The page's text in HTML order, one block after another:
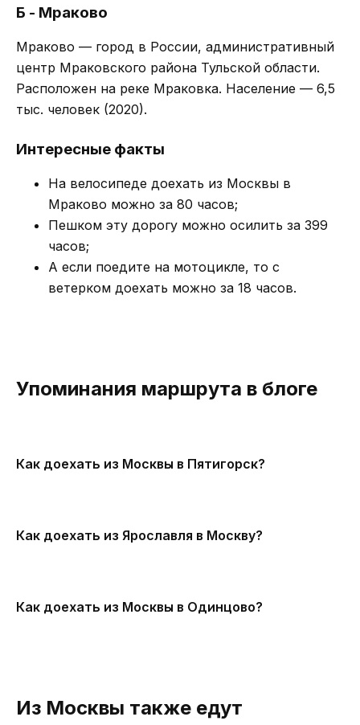
Б - Мраково
Мраково — город в России, административный
центр Мраковского района Тульской области.
Расположен на реке Мраковка. Население — 6,5
тыс. человек (2020).
Интересные факты
На велосипеде доехать из Москвы в
Мраково можно за 80 часов;
Пешком эту дорогу можно осилить за 399
часов;
А если поедите на мотоцикле, то с
ветерком доехать можно за 18 часов.
Упоминания маршрута в блоге
Как доехать из Москвы в Пятигорск?
Как доехать из Ярославля в Москву?
Как доехать из Москвы в Одинцово?
Из Москвы также едут